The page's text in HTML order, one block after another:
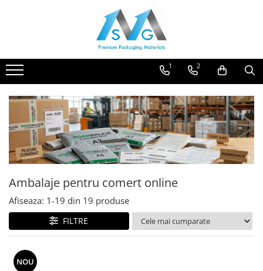
Categorii ambalaje MSG
Ambalaje pentru comert online
Ambalaje pentru panificatie,
patiserii, fast-food si horeca
Ambalaje pentru abatoare si
industria de procesare a carnii
Ambalaje pentru comert offline
Ambalaje pentru industria
Ambalaje agro-industriale
Protectie
Alte ambalaje
1 2
Ambalaje pentru comert online
Afiseaza: 1-19 din 19 produse
FILTRE
NOU